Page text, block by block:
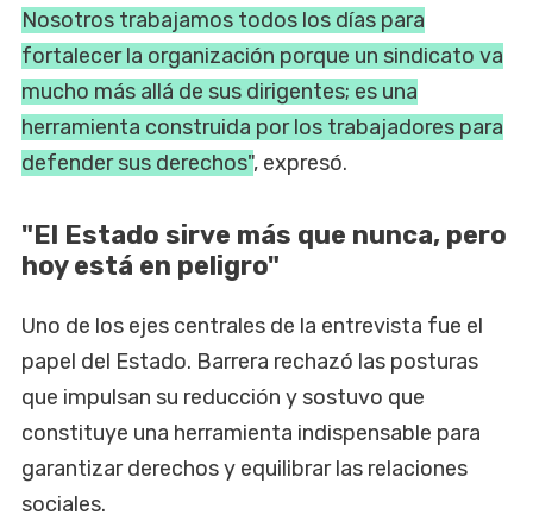
Nosotros trabajamos todos los días para
fortalecer la organización porque un sindicato va
mucho más allá de sus dirigentes; es una
herramienta construida por los trabajadores para
defender sus derechos", expresó.
"El Estado sirve más que nunca, pero
hoy está en peligro"
Uno de los ejes centrales de la entrevista fue el
papel del Estado. Barrera rechazó las posturas
que impulsan su reducción y sostuvo que
constituye una herramienta indispensable para
garantizar derechos y equilibrar las relaciones
sociales.